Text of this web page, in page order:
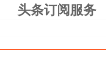
头条订阅服务